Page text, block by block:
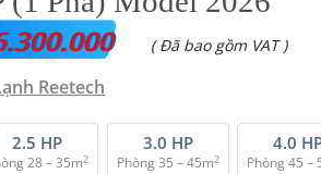
( Đã bao gồm VAT )
Reetech
2.5 HP
28 – 35m2
3.0 HP
Phòng 35 – 45m2
4.0
Phòng 45 –